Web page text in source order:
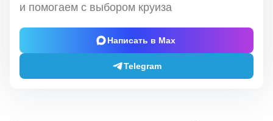
и помогаем с выбором круиза
Написать в Max
Telegram